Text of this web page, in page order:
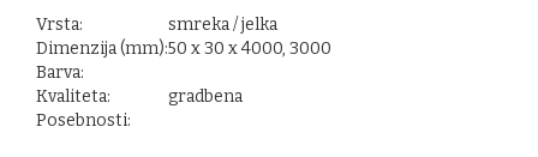
Vrsta:
smreka / jelka
Dimenzija (mm):50 x 30 x 4000, 3000
Barva:
Kvaliteta:
gradbena
Posebnosti: